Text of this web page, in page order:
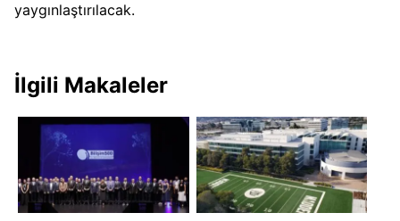
yaygınlaştırılacak.
İlgili Makaleler